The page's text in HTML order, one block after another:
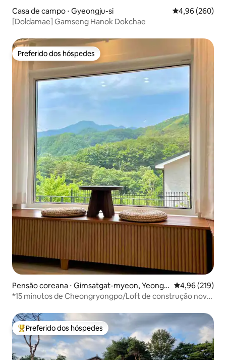
Casa de campo ⋅ Gyeongju-si 4,96 de uma
4,96 (260)
[Doldamae] Gamseng Hanok Dokchae
Preferido dos hóspedes
Preferido dos hóspedes
Pensão coreana ⋅ Gimsatgat-myeon, Yeongw
ol-gun
4,96 de uma
4,96 (219)
*15 minutos de Cheongryongpo/Loft de construção nova
Kimsatgat-myeon, Valley/Pink Moon
Entre os melhores preferidos dos hóspedes
Preferido dos hóspedes